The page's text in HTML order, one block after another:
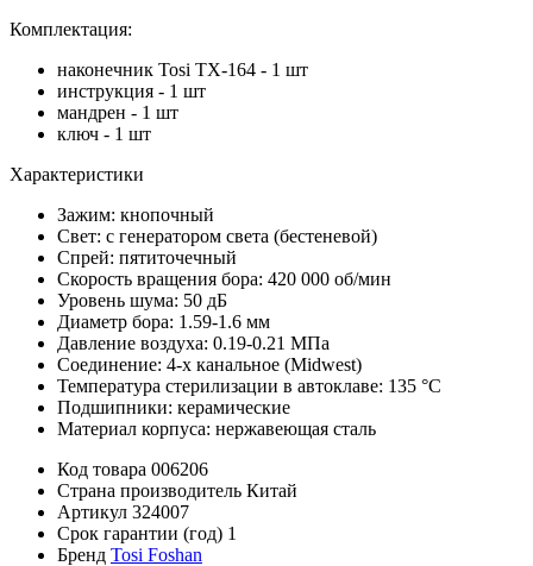
Комплектация:
наконечник Tosi TX-164 - 1 шт
инструкция - 1 шт
мандрен - 1 шт
ключ - 1 шт
Характеристики
Зажим: кнопочный
Свет: с генератором света (бестеневой)
Спрей: пятиточечный
Скорость вращения бора: 420 000 об/мин
Уровень шума: 50 дБ
Диаметр бора: 1.59-1.6 мм
Давление воздуха: 0.19-0.21 МПа
Соединение: 4-х канальное (Midwest)
Температура стерилизации в автоклаве: 135 °C
Подшипники: керамические
Материал корпуса: нержавеющая сталь
Код товара 006206
Страна производитель Китай
Артикул 324007
Срок гарантии (год) 1
Бренд Tosi Foshan